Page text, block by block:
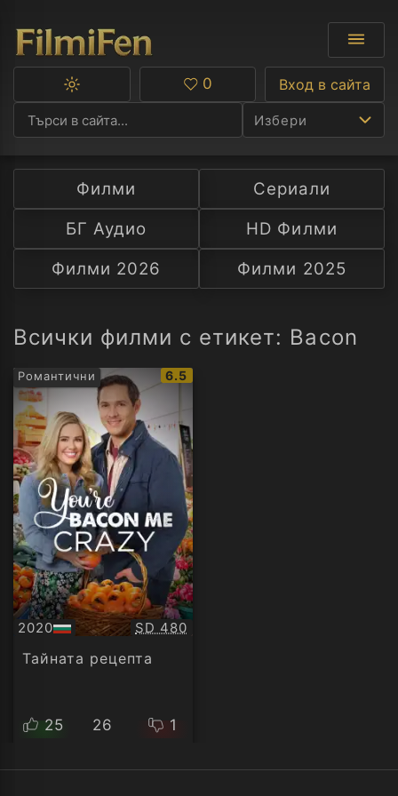
Избери
Ф
С
А
Превключване
тъмна
тема
Любими
0 Вход в сайта
Филми
Сериали
БГ Аудио
HD Филми
Филми 2026
Филми 2025
Всички филми с етикет: Bacon
Романтични
IMDb
6.5
2020
БГ
аудио
Качество:
SD 480
Тайната рецепта
25 26 1